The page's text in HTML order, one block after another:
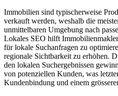
Immobilien sind typischerweise
verkauft werden, weshalb die
unmittelbaren Umgebung nach
Lokales SEO hilft
für lokale Suchanfragen zu
regionale Sichtbarkeit zu erhöhen.
den lokalen Suchergebnissen
von potenziellen Kunden, was
Kundenbindung und einem